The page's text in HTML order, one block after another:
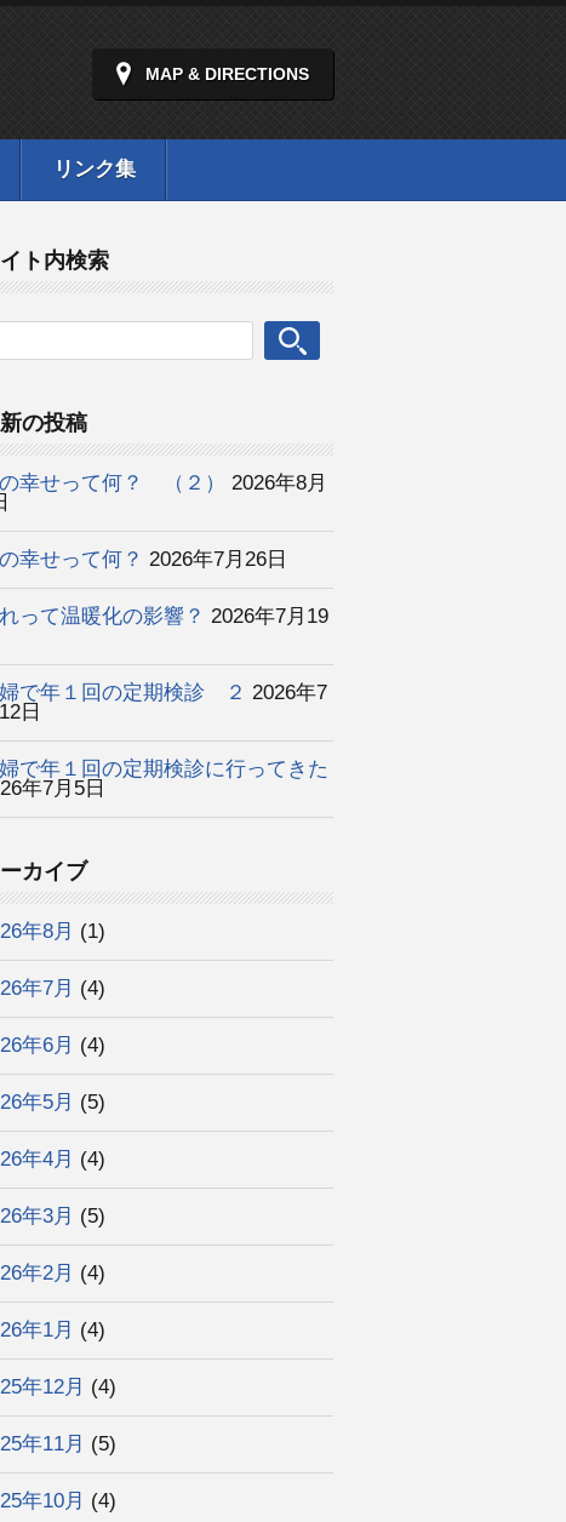
MAP & DIRECTIONS
リンク集
ト内検索
の投稿
幸せって何？ （２）
2026年8月
幸せって何？ 2026年7月26日
って温暖化の影響？ 2026年7月19
で年１回の定期検診 ２ 2026年7
日
で年１回の定期検診に行ってきた
年7月5日
カイブ
年8月 (1)
年7月 (4)
年6月 (4)
年5月 (5)
年4月 (4)
年3月 (5)
年2月 (4)
年1月 (4)
年12月 (4)
年11月 (5)
年10月 (4)